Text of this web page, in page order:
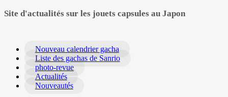
Site d'actualités sur les jouets capsules au Japon
Nouveau calendrier gacha
Liste des gachas de Sanrio
photo-revue
Actualités
Nouveautés